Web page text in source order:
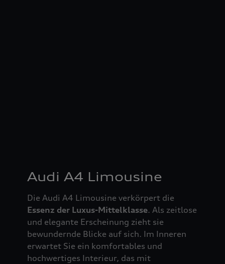
Audi A4 Limousine
Die Audi A4 Limousine verkörpert die
Essenz der Luxus-Mittelklasse. Als zeitlose
und elegante Erscheinung zieht sie
bewundernde Blicke auf sich. Im Inneren
erwartet Sie ein komfortables und
hochwertiges Interieur, das mit